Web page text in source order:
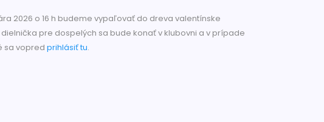
2026 o 16 h budeme vypaľovať do dreva valentínske
pre dospelých sa bude konať v klubovni a v prípade
sa vopred prihlásiť tu.